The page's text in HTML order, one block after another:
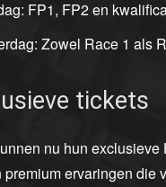
FP1, FP2 en
Zowel Race 1 als
tickets
nu hun
premium ervaringen die